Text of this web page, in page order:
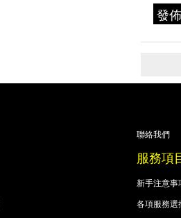
發
聯絡我們
服務項
新手注意事
各項服務選